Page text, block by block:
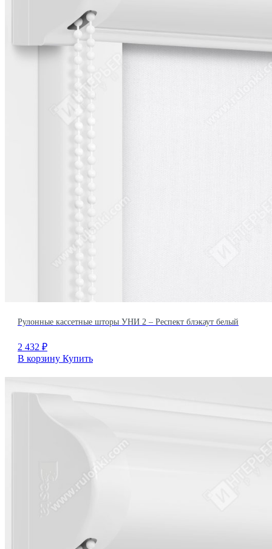
Рулонные кассетные шторы УНИ 2 – Респект блэкаут белый
2 432 ₽
В корзину Купить